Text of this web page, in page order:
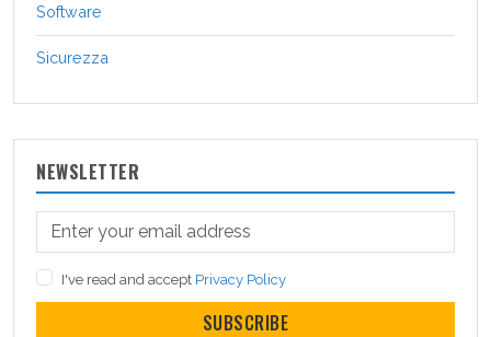
Software
Sicurezza
NEWSLETTER
I've read and accept Privacy Policy
SUBSCRIBE